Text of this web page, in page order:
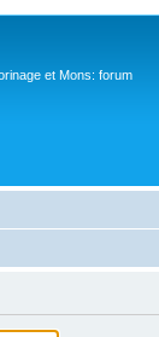
et Mons: forum